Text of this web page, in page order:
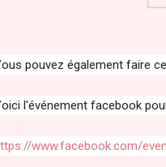
pouvez également faire
l'événement facebook
www.facebook.com/